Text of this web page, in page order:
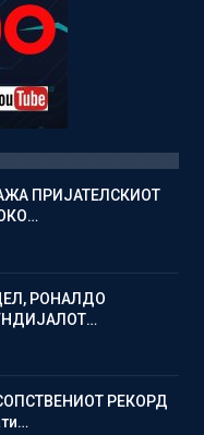
ПРИЈАТЕЛСКИОТ
РОНАЛДО
РЕКОРД